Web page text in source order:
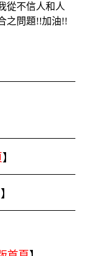
從不信人和人
之問題!!加油!!
】
】